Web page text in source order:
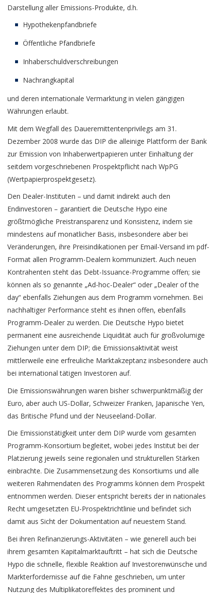
Darstellung aller Emissions-Produkte, d.h.
Hypothekenpfandbriefe
Öffentliche Pfandbriefe
Inhaberschuldverschreibungen
Nachrangkapital
und deren internationale Vermarktung in vielen gängigen
Währungen erlaubt.
Mit dem Wegfall des Daueremittentenprivilegs am 31.
Dezember 2008 wurde das DIP die alleinige Plattform der Bank
zur Emission von Inhaberwertpapieren unter Einhaltung der
seitdem vorgeschriebenen Prospektpflicht nach WpPG
(Wertpapierprospektgesetz).
Den Dealer-Instituten – und damit indirekt auch den
Endinvestoren – garantiert die Deutsche Hypo eine
größtmögliche Preistransparenz und Konsistenz, indem sie
mindestens auf monatlicher Basis, insbesondere aber bei
Veränderungen, ihre Preisindikationen per Email-Versand im pdf-
Format allen Programm-Dealern kommuniziert. Auch neuen
Kontrahenten steht das Debt-Issuance-Programme offen; sie
können als so genannte „Ad-hoc-Dealer“ oder „Dealer of the
day“ ebenfalls Ziehungen aus dem Programm vornehmen. Bei
nachhaltiger Performance steht es ihnen offen, ebenfalls
Programm-Dealer zu werden. Die Deutsche Hypo bietet
permanent eine ausreichende Liquidität auch für großvolumige
Ziehungen unter dem DIP; die Emissionsaktivität weist
mittlerweile eine erfreuliche Marktakzeptanz insbesondere auch
bei international tätigen Investoren auf.
Die Emissionswährungen waren bisher schwerpunktmäßig der
Euro, aber auch US-Dollar, Schweizer Franken, Japanische Yen,
das Britische Pfund und der Neuseeland-Dollar.
Die Emissionstätigkeit unter dem DIP wurde vom gesamten
Programm-Konsortium begleitet, wobei jedes Institut bei der
Platzierung jeweils seine regionalen und strukturellen Stärken
einbrachte. Die Zusammensetzung des Konsortiums und alle
weiteren Rahmendaten des Programms können dem Prospekt
entnommen werden. Dieser entspricht bereits der in nationales
Recht umgesetzten EU-Prospektrichtlinie und befindet sich
damit aus Sicht der Dokumentation auf neuestem Stand.
Bei ihren Refinanzierungs-Aktivitäten – wie generell auch bei
ihrem gesamten Kapitalmarktauftritt – hat sich die Deutsche
Hypo die schnelle, flexible Reaktion auf Investorenwünsche und
Markterfordernisse auf die Fahne geschrieben, um unter
Nutzung des Multiplikatoreffektes des prominent und